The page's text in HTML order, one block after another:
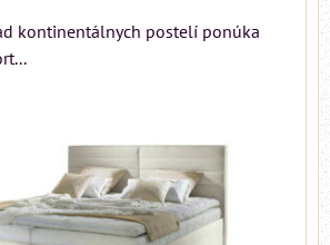
kontinentálnych postelí ponúka